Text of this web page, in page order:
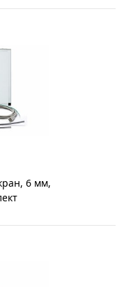
6 мм,